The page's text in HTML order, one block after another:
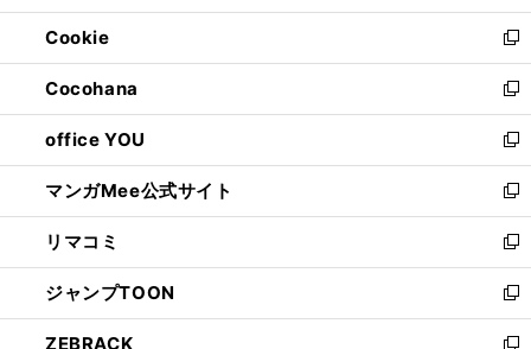
開
く
ウ
で
開
く
ン
ド
ウ
で
開
く
ウ
ィ
ン
ド
ウ
で
開
く
Cookie
新
し
い
ウ
ィ
ン
ド
ウ
で
開
く
Cocohana
新
し
い
ウ
ィ
ン
ド
ウ
で
開
く
office YOU
新
し
い
ウ
ィ
ン
ド
ウ
で
マンガMee公式サイト
新
し
い
ウ
ィ
ン
リマコミ
新
し
い
ウ
ジャンプTOON
新
し
ZEBRACK